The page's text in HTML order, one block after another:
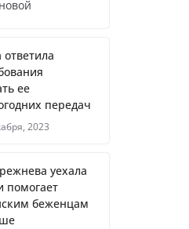
России, где
друг
продал яхту и
ее
передач
2023
уехала
помогает
беженцам